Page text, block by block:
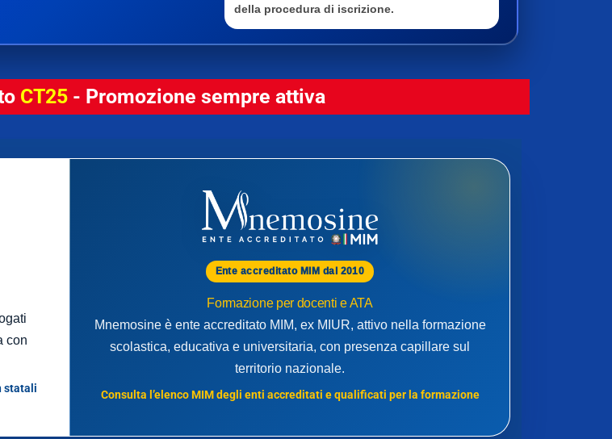
della procedura di iscrizione.
CT25- Promozione sempre attiva
con
statali
Ente accreditato MIM dal 2010
Formazione per docenti e ATA
Mnemosine è ente accreditato MIM, ex MIUR, attivo nella formazione
scolastica, educativa e universitaria, con presenza capillare sul
territorio nazionale.
Consulta l’elenco MIM degli enti accreditati e qualificati per la formazione